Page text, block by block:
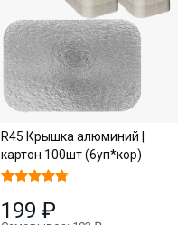
R45 Крышка алюминий |
картон 100шт (6уп*кор)
199 ₽